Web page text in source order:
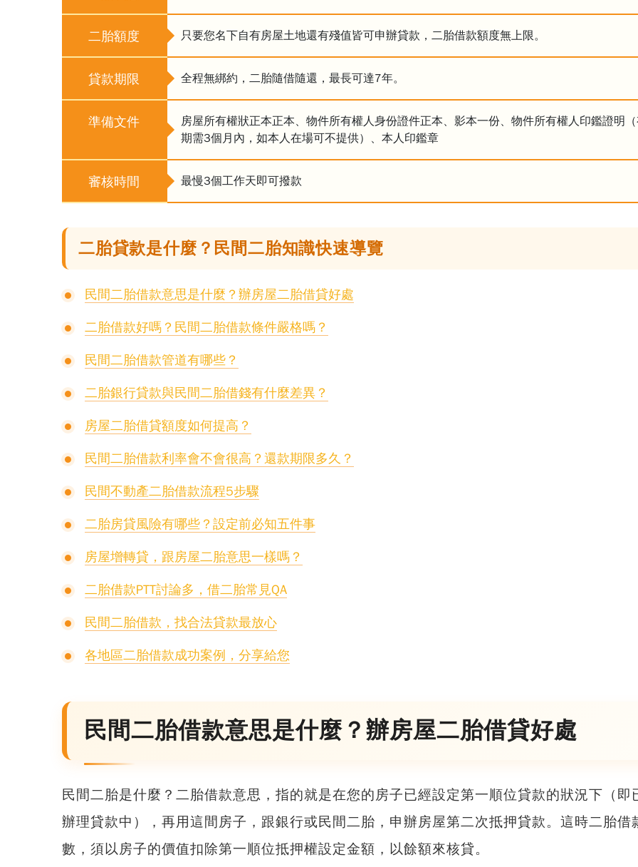
二胎額度 只要您名下自有房屋土地還有殘值皆可申辦貸款，二胎借款額度無上限。
貸款期限 全程無綁約，二胎隨借隨還，最長可達7年。
準備文件
房屋所有權狀正本正本、物件所有權人身份證件正本、影本一份、物件所有權人印鑑證明
期需3個月內，如本人在場可不提供）、本人印鑑章
審核時間 最慢3個工作天即可撥款
二胎貸款是什麼？民間二胎知識快速導覽
民間二胎借款意思是什麼？辦房屋二胎借貸好處
二胎借款好嗎？民間二胎借款條件嚴格嗎？
民間二胎借款管道有哪些？
二胎銀行貸款與民間二胎借錢有什麼差異？
房屋二胎借貸額度如何提高？
民間二胎借款利率會不會很高？還款期限多久？
民間不動產二胎借款流程5步驟
二胎房貸風險有哪些？設定前必知五件事
房屋增轉貸，跟房屋二胎意思一樣嗎？
二胎借款PTT討論多，借二胎常見QA
民間二胎借款，找合法貸款最放心
各地區二胎借款成功案例，分享給您
民間二胎借款意思是什麼？辦房屋二胎借貸好處
民間二胎是什麼？二胎借款意思，指的就是在您的房子已經設定第一順位貸款的狀況下（即
辦理貸款中）， 再用這間房子，跟銀行或民間二胎，申辦房屋第二次抵押貸款。這時二胎借
數，須以房子的價值扣除第一順位抵押權設定金額，以餘額來核貸。